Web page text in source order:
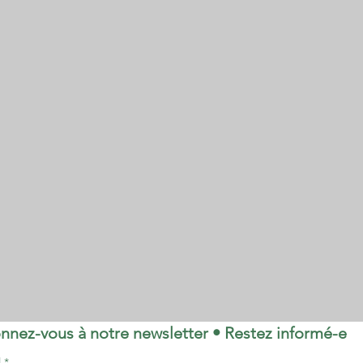
vous à notre newsletter • Restez informé-e